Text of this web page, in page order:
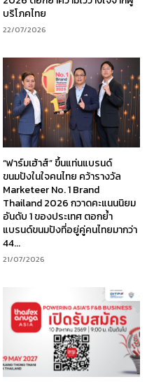
บริโภคไทย
22/07/2026
“ฟาร์มเฮ้าส์” ขึ้นแท่นแบรนด์
ขนมปังในใจคนไทย คว้ารางวัล
Marketeer No. 1 Brand
Thailand 2026 กวาดคะแนนนิยม
อันดับ 1 ของประเทศ ตอกย้ำ
แบรนด์ขนมปังที่อยู่คู่คนไทยมากว่า
44...
21/07/2026